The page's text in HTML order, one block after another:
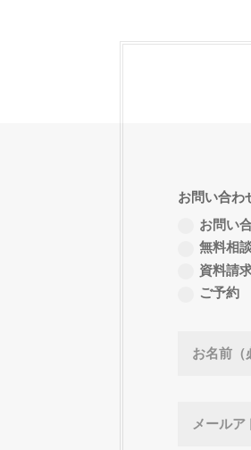
お問い合わ
お問い
無料相
資料請
ご予約